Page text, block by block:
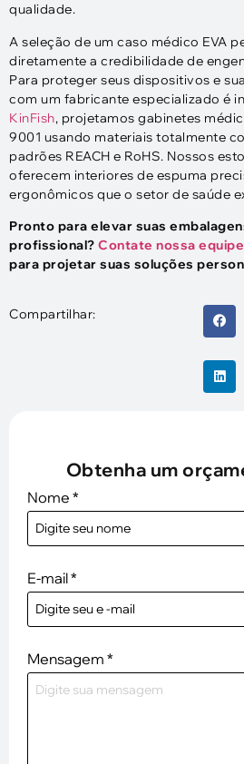
qualidade.​
A seleção de um caso médico EVA
diretamente a credibilidade de
Para proteger seus dispositivos e
com um fabricante especializado é
KinFish, projetamos gabinetes
9001 usando materiais totalmente
padrões REACH e RoHS. Nossos
oferecem interiores de espuma
ergonômicos que o setor de saúde
Pronto para elevar suas
profissional? Contate nossa
para projetar suas soluções
Compartilhar:
Obtenha um
Nome *
E-mail*
Mensagem *